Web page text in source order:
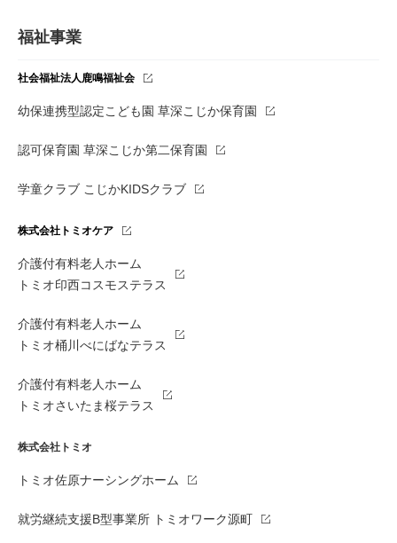
福祉事業
社会福祉法人鹿鳴福祉会
幼保連携型認定こども園 草深こじか保育園
認可保育園 草深こじか第二保育園
学童クラブ こじかKIDSクラブ
株式会社トミオケア
介護付有料老人ホーム
トミオ印西コスモステラス
介護付有料老人ホーム
トミオ桶川べにばなテラス
介護付有料老人ホーム
トミオさいたま桜テラス
株式会社トミオ
トミオ佐原ナーシングホーム
就労継続支援B型事業所 トミオワーク源町